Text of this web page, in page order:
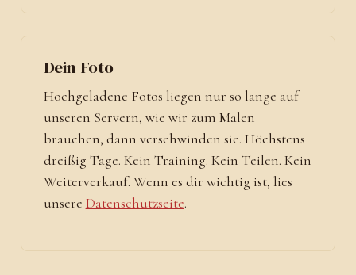
Dein Foto
Hochgeladene Fotos liegen nur so lange auf
unseren Servern, wie wir zum Malen
brauchen, dann verschwinden sie. Höchstens
dreißig Tage. Kein Training. Kein Teilen. Kein
Weiterverkauf. Wenn es dir wichtig ist, lies
unsere Datenschutzseite.